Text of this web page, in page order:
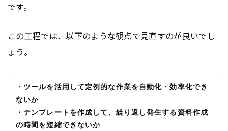
です。
この工程では、以下のような観点で見直すのが良いでし
ょう。
・ツールを活用して定例的な作業を自動化・効率化でき
ないか
・テンプレートを作成して、繰り返し発生する資料作成
の時間を短縮できないか